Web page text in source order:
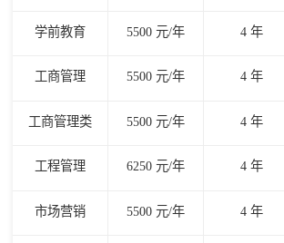
学前教育 5500 元/年 4 年
工商管理 5500 元/年 4 年
工商管理类 5500 元/年 4 年
工程管理 6250 元/年 4 年
市场营销 5500 元/年 4 年